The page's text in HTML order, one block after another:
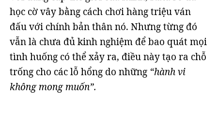
học cờ vây bằng cách chơi hàng triệu ván
đấu với chính bản thân nó. Nhưng từng đó
vẫn là chưa đủ kinh nghiệm để bao quát mọi
tình huống có thể xảy ra, điều này tạo ra chỗ
trống cho các lỗ hổng do những “hành vi
không mong muốn”.